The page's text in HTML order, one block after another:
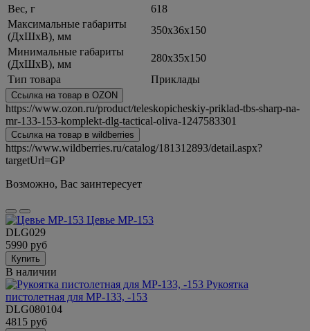
Вес, г
618
Максимальные габариты
(ДхШхВ), мм
350х36х150
Минимальные габариты
(ДхШхВ), мм
280х35х150
Тип товара
Приклады
Ссылка на товар в OZON
https://www.ozon.ru/product/teleskopicheskiy-priklad-tbs-sharp-na-
mr-133-153-komplekt-dlg-tactical-oliva-1247583301
Ссылка на товар в wildberries
https://www.wildberries.ru/catalog/181312893/detail.aspx?
targetUrl=GP
Возможно, Вас заинтересует
Цевье МР-153
DLG029
5990 руб
Купить
В наличии
Рукоятка
пистолетная для МР-133, -153
DLG080104
4815 руб